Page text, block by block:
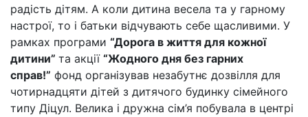
радість дітям. А коли дитина весела та у гарному
настрої, то і батьки відчувають себе щасливими. У
рамках програми “Дорога в життя для кожної
дитини” та акції “Жодного дня без гарних
справ!” фонд організував незабутнє дозвілля для
чотирнадцяти дітей з дитячого будинку сімейного
типу Діцул. Велика і дружна сім’я побувала в центрі